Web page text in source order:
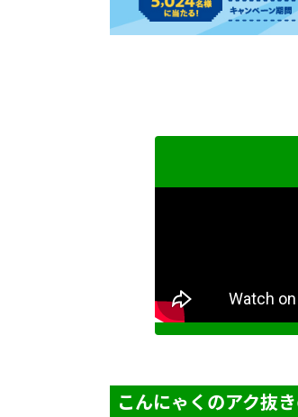
こんにゃくのアク抜